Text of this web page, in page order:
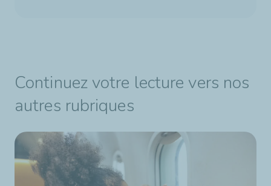
Continuez votre lecture vers nos
autres rubriques